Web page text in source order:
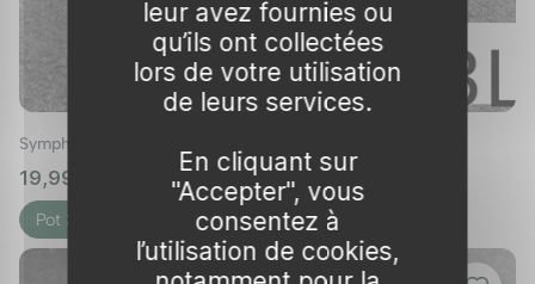
Placer l'arbuste au centre du trou et remplir
avec le mélange de terre et compost.
Tasser légèrement le sol autour de la base
Entretenir la symphorine
Arrosage et fertilisation
Symphorine 'Magical galaxy'
19,99 € 🌱 en stock
Pot 3L
leur avez fournies ou
qu’ils ont collectées
lors de votre utilisation
de leurs services.
En cliquant sur
"Accepter", vous
consentez à
l’utilisation de cookies,